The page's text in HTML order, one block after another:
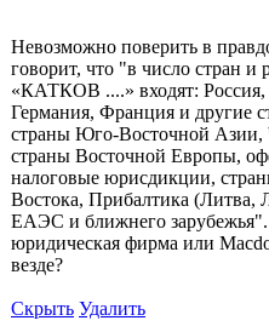
Невозможно поверить в
говорит, что "в число стран и
«КАТКОВ ....» входят:
Германия, Франция и другие
страны Юго-Восточной Азии,
страны Восточной Европы,
налоговые юрисдикции,
Востока, Прибалтика (Литва,
ЕАЭС и ближнего зарубежья".
юридическая фирма или
везде?
Скрыть Удалить